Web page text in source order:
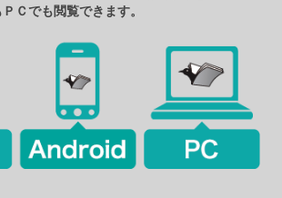
Ｃでも閲覧できます。